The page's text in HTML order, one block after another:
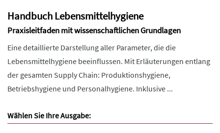
Handbuch Lebensmittelhygiene
Praxisleitfaden mit wissenschaftlichen Grundlagen
Eine detaillierte Darstellung aller Parameter, die die
Lebensmittelhygiene beeinflussen. Mit Erläuterungen entlang
der gesamten Supply Chain: Produktionshygiene,
Betriebshygiene und Personalhygiene. Inklusive ...
Wählen Sie Ihre Ausgabe: